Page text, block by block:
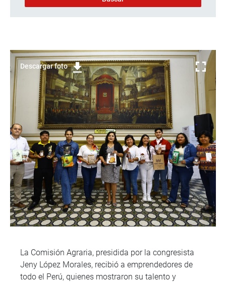
Descargar foto
La Comisión Agraria, presidida por la congresista
Jeny López Morales, recibió a emprendedores de
todo el Perú, quienes mostraron su talento y